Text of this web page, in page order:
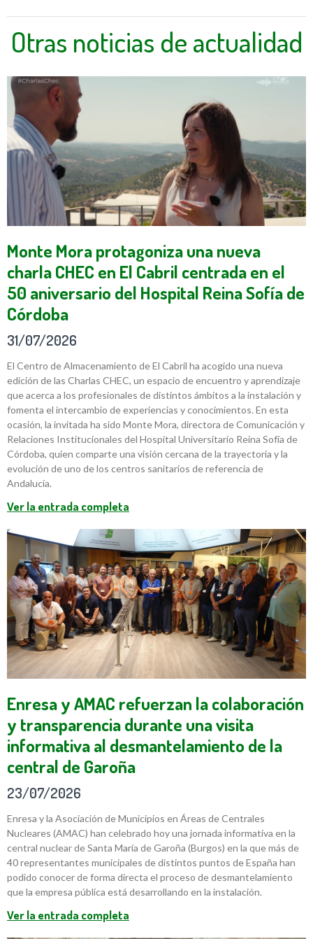
Otras noticias de actualidad
Monte Mora protagoniza una nueva
charla CHEC en El Cabril centrada en el
50 aniversario del Hospital Reina Sofía de
Córdoba
31/07/2026
El Centro de Almacenamiento de El Cabril ha acogido una nueva
edición de las Charlas CHEC, un espacio de encuentro y aprendizaje
que acerca a los profesionales de distintos ámbitos a la instalación y
fomenta el intercambio de experiencias y conocimientos. En esta
ocasión, la invitada ha sido Monte Mora, directora de Comunicación y
Relaciones Institucionales del Hospital Universitario Reina Sofía de
Córdoba, quien comparte una visión cercana de la trayectoria y la
evolución de uno de los centros sanitarios de referencia de
Andalucía.
Ver la entrada completa
Enresa y AMAC refuerzan la colaboración
y transparencia durante una visita
informativa al desmantelamiento de la
central de Garoña
23/07/2026
Enresa y la Asociación de Municipios en Áreas de Centrales
Nucleares (AMAC) han celebrado hoy una jornada informativa en la
central nuclear de Santa María de Garoña (Burgos) en la que más de
40 representantes municipales de distintos puntos de España han
podido conocer de forma directa el proceso de desmantelamiento
que la empresa pública está desarrollando en la instalación.
Ver la entrada completa